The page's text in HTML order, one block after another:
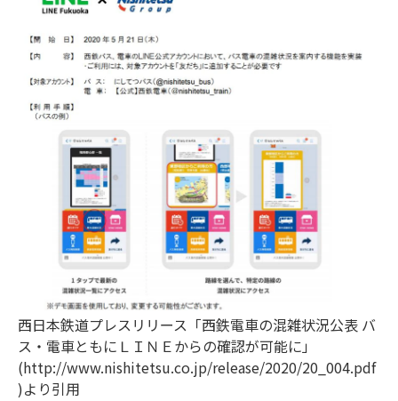
西日本鉄道プレスリリース「西鉄電車の混雑状況公表 バ
ス・電車ともにＬＩＮＥからの確認が可能に」
(http://www.nishitetsu.co.jp/release/2020/20_004.pdf
)より引用